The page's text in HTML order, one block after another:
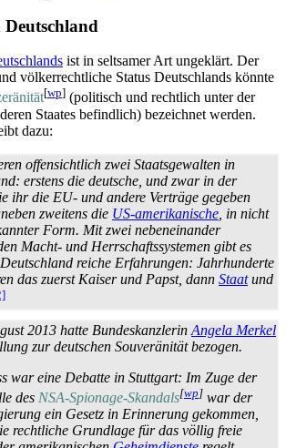
ist in seltsamer Art ungeklärt. Der
völker­rechtliche Status Deutschlands könnte
[wp] (politisch und rechtlich unter der
Staates befindlich) bezeichnet werden.
dazu:
offensichtlich zwei Staatsgewalten in
erstens die deutsche, und zwar in der
ihr die EU- und andere Verträge gegeben
zweitens die US-amerikanische , in nicht
Form. Mit zwei neben­einander
Macht- und Herrschafts­systemen gibt es
reiche Erfahrungen: Jahrhunderte
das zuerst Kaiser und Papst, dann Staatund
2013 hatte Bundeskanzlerin Angela Merkel
zur deutschen Souveränität bezogen.
war eine Debatte in Stuttgart: Im Zuge der
des NSA-Spionage-Skandals[wp] war der
ein Gesetz in Erinnerung gekommen,
rechtliche Grundlage für das völlig freie